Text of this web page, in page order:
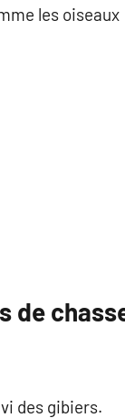
les oiseaux
de
des gibiers.